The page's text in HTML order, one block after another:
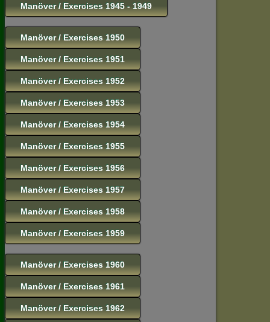
Manöver / Exercises 1945 - 1949
Manöver / Exercises 1950
Manöver / Exercises 1951
Manöver / Exercises 1952
Manöver / Exercises 1953
Manöver / Exercises 1954
Manöver / Exercises 1955
Manöver / Exercises 1956
Manöver / Exercises 1957
Manöver / Exercises 1958
Manöver / Exercises 1959
Manöver / Exercises 1960
Manöver / Exercises 1961
Manöver / Exercises 1962